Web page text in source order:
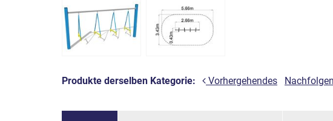
Produkte derselben Kategorie: Vorhergehendes